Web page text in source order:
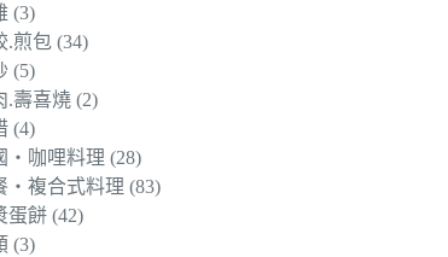
(3)
.煎包 (34)
(5)
.壽喜燒 (2)
(4)
‧咖哩料理 (28)
‧複合式料理 (83)
蛋餅 (42)
(3)